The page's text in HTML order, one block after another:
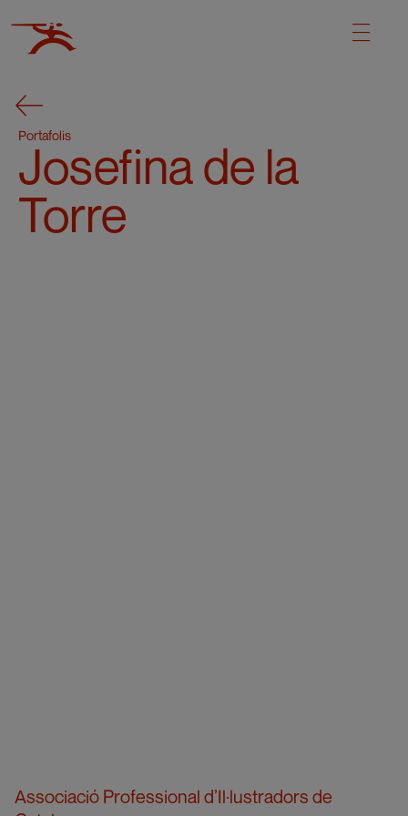
Portafolis
Josefina de la
Torre
Associació Professional d’Il·lustradors de